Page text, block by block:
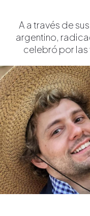
A a través de
argentino,
celebró por las